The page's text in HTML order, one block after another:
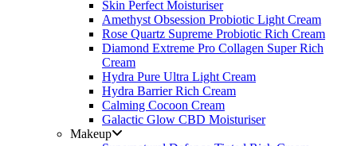
Skin Perfect Moisturiser
Amethyst Obsession Probiotic Light Cream
Rose Quartz Supreme Probiotic Rich Cream
Diamond Extreme Pro Collagen Super Rich
Cream
Hydra Pure Ultra Light Cream
Hydra Barrier Rich Cream
Calming Cocoon Cream
Galactic Glow CBD Moisturiser
Makeup